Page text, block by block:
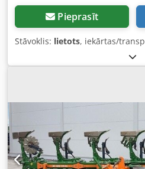
Pieprasīt
Stāvoklis: lietots, iekārtas/